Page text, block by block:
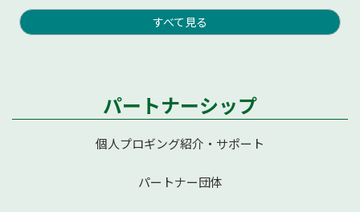
すべて見る
パートナーシップ
個人プロギング紹介・サポート
パートナー団体